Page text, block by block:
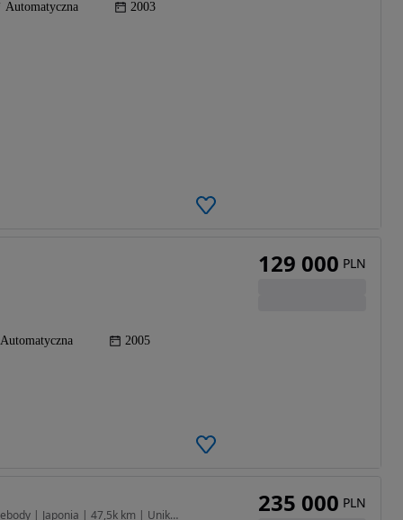
Automatyczna 2003
Automatyczna 2005
129 000 PLN
5439 cm3 • 517 KM • SL 55 AMG VITT SQUALO Widebody | Japonia | 47,5k km | Unikat w Europie 235 000 PLN